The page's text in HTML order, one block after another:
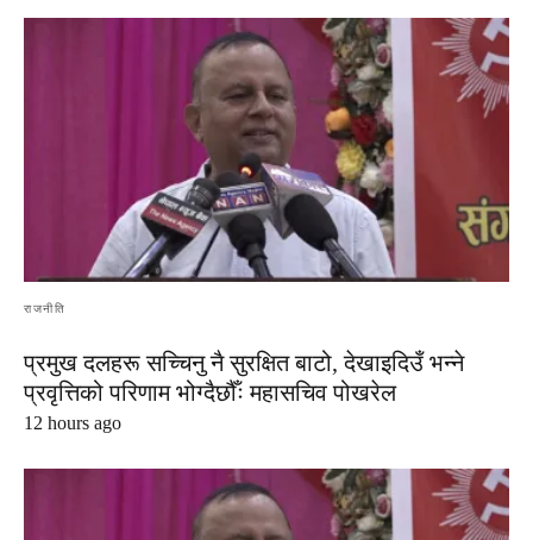
राजनीति
प्रमुख दलहरू सच्चिनु नै सुरक्षित बाटो, देखाइदिउँ भन्ने
प्रवृत्तिको परिणाम भोग्दैछौँः महासचिव पोखरेल
12 hours ago